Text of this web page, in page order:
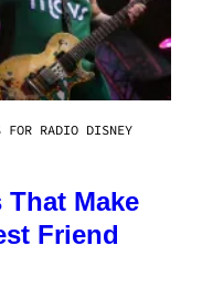
FOR RADIO DISNEY
Make
Friend